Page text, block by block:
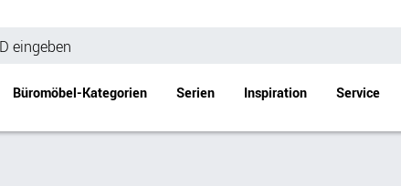
Büromöbel-Kategorien Serien Inspiration Service